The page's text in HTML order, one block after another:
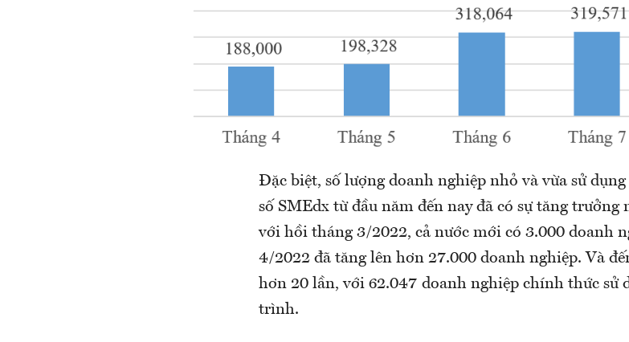
Đặc biệt, số lượng doanh nghiệp nhỏ và vừa sử
số SMEdx từ đầu năm đến nay đã có sự tăng trưởng
với hồi tháng 3/2022, cả nước mới có 3.000 doanh
4/2022 đã tăng lên hơn 27.000 doanh nghiệp. Và
hơn 20 lần, với 62.047 doanh nghiệp chính thức sử
trình.